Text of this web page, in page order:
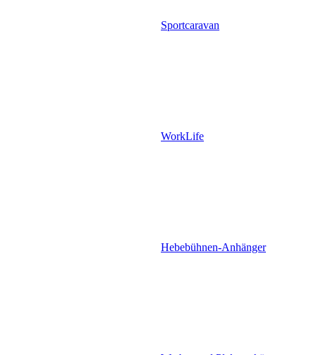
Sportcaravan
WorkLife
Hebebühnen-Anhänger